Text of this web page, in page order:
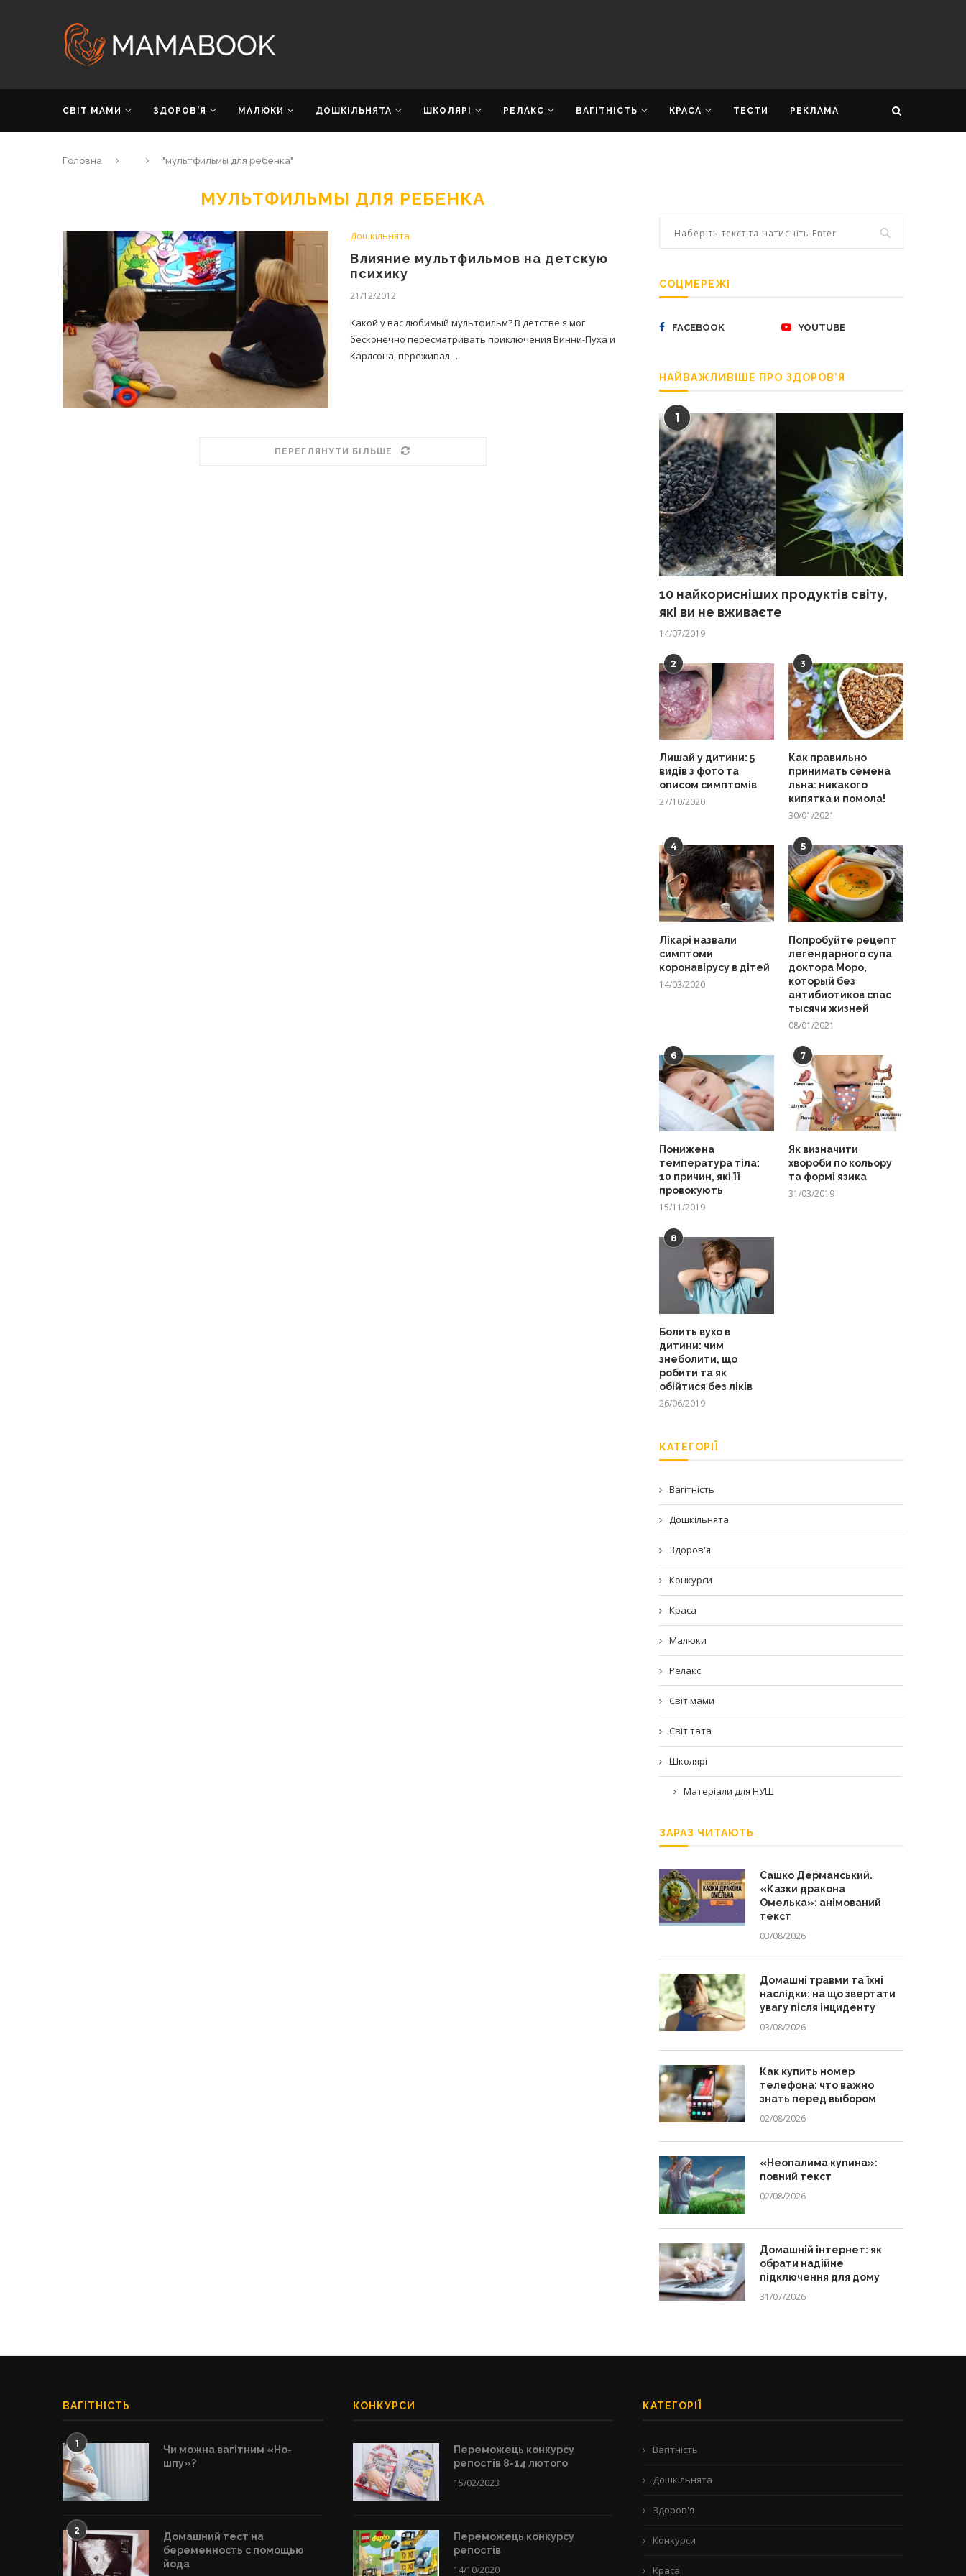
СВІТ МАМИ ЗДОРОВ’Я МАЛЮКИ ДОШКІЛЬНЯТА ШКОЛЯРІ РЕЛАКС ВАГІТНІСТЬ КРАСА ТЕСТИ РЕКЛАМА
Головна "мультфильмы для ребенка"
МУЛЬТФИЛЬМЫ ДЛЯ РЕБЕНКА
Дошкільнята
Влияние мультфильмов на детскую
психику
21/12/2012
Какой у вас любимый мультфильм? В детстве я мог
бесконечно пересматривать приключения Винни-Пуха и
Карлсона, переживал…
ПЕРЕГЛЯНУТИ БІЛЬШЕ
СОЦМЕРЕЖІ
FACEBOOK YOUTUBE
НАЙВАЖЛИВІШЕ ПРО ЗДОРОВ’Я
1
10 найкорисніших продуктів світу,
які ви не вживаєте
14/07/2019
2
Лишай у дитини: 5
видів з фото та
описом симптомів
27/10/2020
3
Как правильно
принимать семена
льна: никакого
кипятка и помола!
30/01/2021
4
Лікарі назвали
симптоми
коронавірусу в дітей
14/03/2020
5
Попробуйте рецепт
легендарного супа
доктора Моро,
который без
антибиотиков спас
тысячи жизней
08/01/2021
6
Понижена
температура тіла:
10 причин, які її
провокують
15/11/2019
7
Як визначити
хвороби по кольору
та формі язика
31/03/2019
8
Болить вухо в
дитини: чим
знеболити, що
робити та як
обійтися без ліків
26/06/2019
КАТЕГОРІЇ
Вагітність
Дошкільнята
Здоров'я
Конкурси
Краса
Малюки
Релакс
Світ мами
Світ тата
Школярі
Матеріали для НУШ
ЗАРАЗ ЧИТАЮТЬ
Сашко Дерманський.
«Казки дракона
Омелька»: анімований
текст
03/08/2026
Домашні травми та їхні
наслідки: на що звертати
увагу після інциденту
03/08/2026
Как купить номер
телефона: что важно
знать перед выбором
02/08/2026
«Неопалима купина»:
повний текст
02/08/2026
Домашній інтернет: як
обрати надійне
підключення для дому
31/07/2026
ВАГІТНІСТЬ
1
Чи можна вагітним «Но-
шпу»?
2
Домашний тест на
беременность с помощью
йода
КОНКУРСИ
Переможець конкурсу
репостів 8-14 лютого
15/02/2023
Переможець конкурсу
репостів
14/10/2020
КАТЕГОРІЇ
Вагітність
Дошкільнята
Здоров'я
Конкурси
Краса